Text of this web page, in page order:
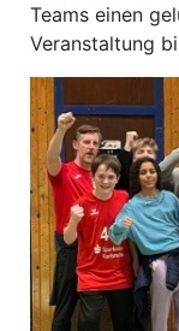
Teams einen
Veranstaltung